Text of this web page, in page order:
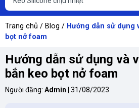
Trang chủ / Blog / Hướng dẫn sử dụng
bọt nở foam
Hướng dẫn sử dụng và
bắn keo bọt nở foam
Người đăng: Admin 31/08/2023